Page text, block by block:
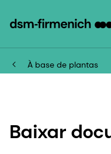
À base de plantas
Baixar